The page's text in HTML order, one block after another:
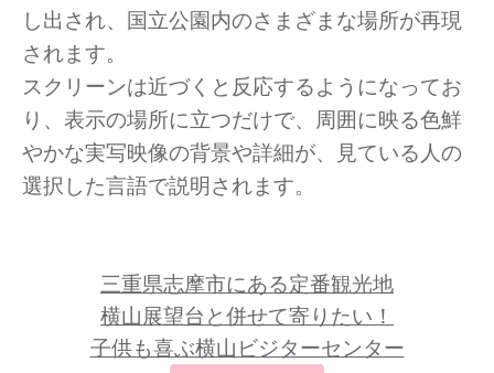
し出され、国立公園内のさまざまな場所が再現
されます。
スクリーンは近づくと反応するようになってお
り、表示の場所に立つだけで、周囲に映る色鮮
やかな実写映像の背景や詳細が、見ている人の
選択した言語で説明されます。
三重県志摩市にある定番観光地
横山展望台と併せて寄りたい！
子供も喜ぶ横山ビジターセンター